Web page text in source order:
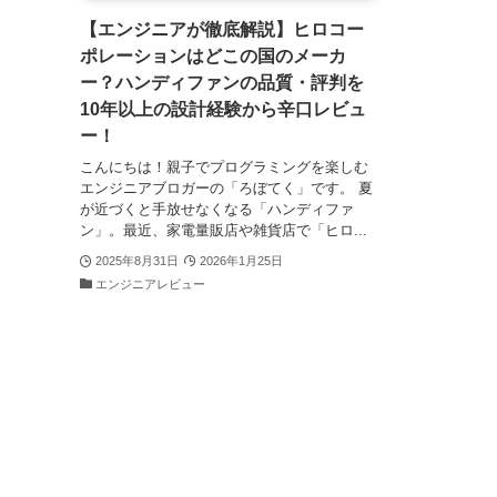
【エンジニアが徹底解説】ヒロコー
ポレーションはどこの国のメーカ
ー？ハンディファンの品質・評判を
10年以上の設計経験から辛口レビュ
ー！
こんにちは！親子でプログラミングを楽しむ
エンジニアブロガーの「ろぼてく」です。 夏
が近づくと手放せなくなる「ハンディファ
ン」。最近、家電量販店や雑貨店で「ヒロ...
2025年8月31日
2026年1月25日
エンジニアレビュー